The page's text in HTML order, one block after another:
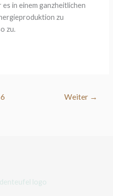
in einem ganzheitlichen
zu
zu.
6 Weiter →